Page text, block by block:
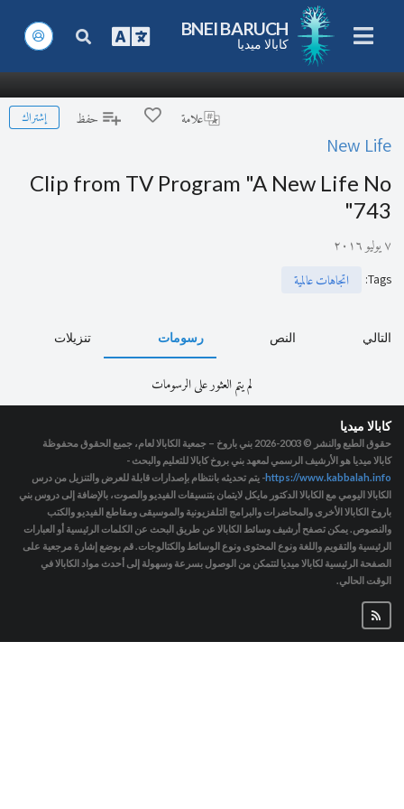
BNEI BARUCH
كابالا ميديا
علامة حفظ إشتراك
New Life
Clip from TV Program "A New Life No
743"
٧ يوليو ٢٠١٦
Tags
: اتجاهات عالمية
التالي النص رسومات تنزيلات
لم يتم العثور على الرسومات
كابالا ميديا
حقوق الطبع والنشر © 2003-2026
بني باروخ – جمعية الكابالا لعام، جميع الحقوق محفوظة
كابالا ميديا هو الأرشيف الرسمي لمعهد بني بروخ كابالا للتعليم والبحث -
https://www.kabbalah.info- يتم تحديثه بانتظام بإصدارات قابلة للعرض والتنزيل من درس
الكابالا اليومي مع الكابالا الدكتور مايكل لايتمان بتنسيقات الفيديو والصوت، بالإضافة إلى دروس بني
باروخ الكابالا الأخرى والمحاضرات والبرامج التلفزيونية والموسيقى ومقاطع الفيديو والكتب
والنصوص. يمكن تصفح أرشيف وسائط الكابالا عن طريق البحث عن الكلمات الرئيسية أو العبارات
الرئيسية والتقويم واللغة ونوع المحتوى ونوع الوسائط والكتالوجات. قم بوضع إشارة مرجعية على
الصفحة الرئيسية لكابالا ميديا لتتمكن من الوصول بسرعة وسهولة إلى أحدث مواد الكابالا في
الوقت الحالي.